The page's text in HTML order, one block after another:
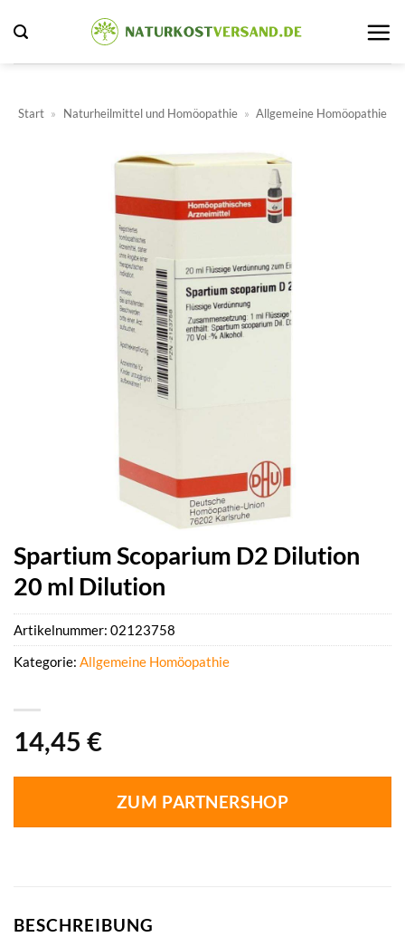
Inhalt
springen
Start » Naturheilmittel und Homöopathie » Allgemeine Homöopathie
Spartium Scoparium D2 Dilution
20 ml Dilution
14,45 €
ZUM PARTNERSHOP
Artikelnummer: 02123758
Kategorie: Allgemeine Homöopathie
BESCHREIBUNG